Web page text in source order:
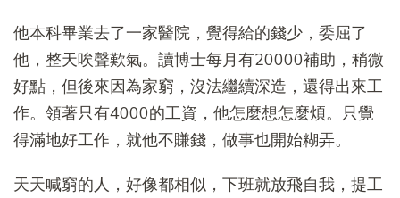
他本科畢業去了一家醫院，覺得給的錢少，委屈了
他，整天唉聲歎氣。讀博士每月有20000補助，稍微
好點，但後來因為家窮，沒法繼續深造，還得出來工
作。領著只有4000的工資，他怎麼想怎麼煩。只覺
得滿地好工作，就他不賺錢，做事也開始糊弄。
天天喊窮的人，好像都相似，下班就放飛自我，提工